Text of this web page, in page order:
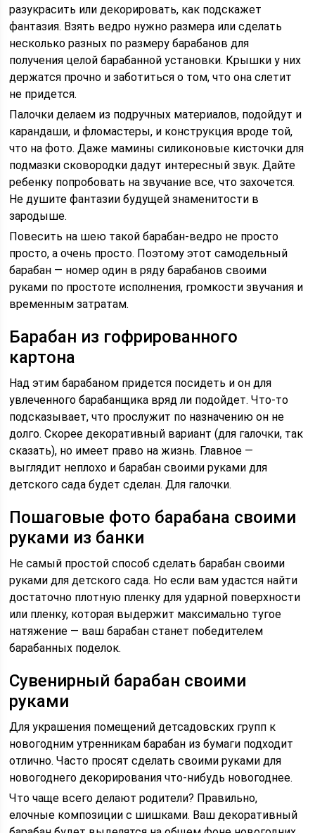
разукрасить или декорировать, как подскажет
фантазия. Взять ведро нужно размера или сделать
несколько разных по размеру барабанов для
получения целой барабанной установки. Крышки у них
держатся прочно и заботиться о том, что она слетит
не придется.
Палочки делаем из подручных материалов, подойдут и
карандаши, и фломастеры, и конструкция вроде той,
что на фото. Даже мамины силиконовые кисточки для
подмазки сковородки дадут интересный звук. Дайте
ребенку попробовать на звучание все, что захочется.
Не душите фантазии будущей знаменитости в
зародыше.
Повесить на шею такой барабан-ведро не просто
просто, а очень просто. Поэтому этот самодельный
барабан — номер один в ряду барабанов своими
руками по простоте исполнения, громкости звучания и
временным затратам.
Барабан из гофрированного
картона
Над этим барабаном придется посидеть и он для
увлеченного барабанщика вряд ли подойдет. Что-то
подсказывает, что прослужит по назначению он не
долго. Скорее декоративный вариант (для галочки, так
сказать), но имеет право на жизнь. Главное —
выглядит неплохо и барабан своими руками для
детского сада будет сделан. Для галочки.
Пошаговые фото барабана своими
руками из банки
Не самый простой способ сделать барабан своими
руками для детского сада. Но если вам удастся найти
достаточно плотную пленку для ударной поверхности
или пленку, которая выдержит максимально тугое
натяжение — ваш барабан станет победителем
барабанных поделок.
Сувенирный барабан своими
руками
Для украшения помещений детсадовских групп к
новогодним утренникам барабан из бумаги подходит
отлично. Часто просят сделать своими руками для
новогоднего декорирования что-нибудь новогоднее.
Что чаще всего делают родители? Правильно,
елочные композиции с шишками. Ваш декоративный